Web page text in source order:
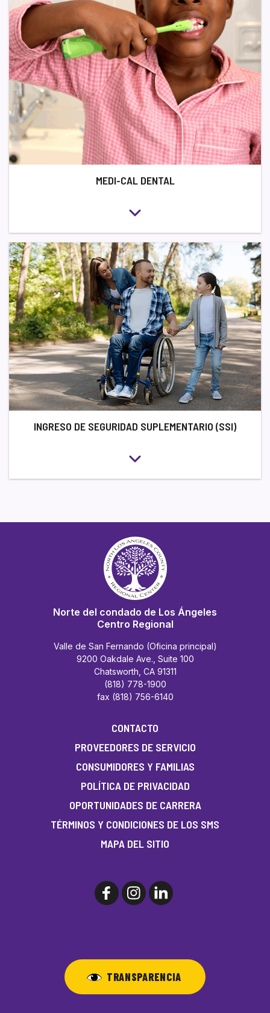
MEDI-CAL DENTAL
INGRESO DE SEGURIDAD SUPLEMENTARIO (SSI)
Norte del condado de Los Ángeles
Centro Regional
Valle de San Fernando (Oficina principal)
9200 Oakdale Ave., Suite 100
Chatsworth, CA 91311
(818) 778-1900
fax (818) 756-6140
CONTACTO
PROVEEDORES DE SERVICIO
CONSUMIDORES Y FAMILIAS
POLÍTICA DE PRIVACIDAD
OPORTUNIDADES DE CARRERA
TÉRMINOS Y CONDICIONES DE LOS SMS
MAPA DEL SITIO
TRANSPARENCIA